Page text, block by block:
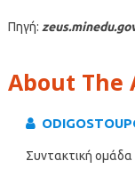
Πηγή:
About The
Συντακτική